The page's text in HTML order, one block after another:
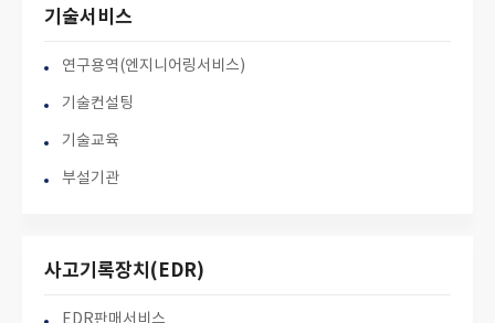
기술서비스
연구용역(엔지니어링서비스)
기술컨설팅
기술교육
부설기관
사고기록장치(EDR)